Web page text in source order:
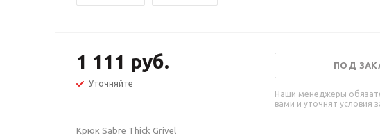
1 111 руб.
Уточняйте
ПОД
Наши менеджеры
вами и уточнят условия
Крюк Sabre Thick Grivel